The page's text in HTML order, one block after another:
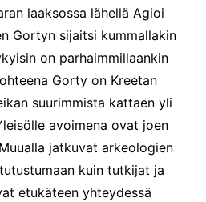
laaksossa lähellä Agioi
Gortyn sijaitsi kummallakin
on parhaimmillaankin
Gorty on Kreetan
suurimmista kattaen yli
avoimena ovat joen
jatkuvat arkeologien
kuin tutkijat ja
etukäteen yhteydessä